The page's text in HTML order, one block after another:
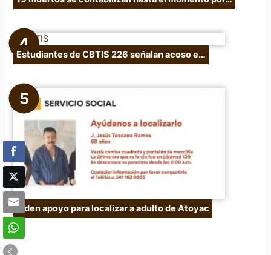
Estudiantes de CBTIS 226 señalan acoso e…
Piden apoyo para localizar a adulto de Atoyac